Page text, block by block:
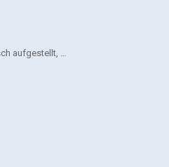
aufgestellt, …